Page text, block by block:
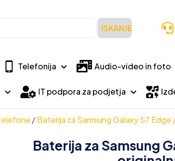
ISKANJE
Telefonija Audio-video in foto
IT podpora za podjetja
/Baterija za Samsung Galaxy S7
Baterija za Samsung